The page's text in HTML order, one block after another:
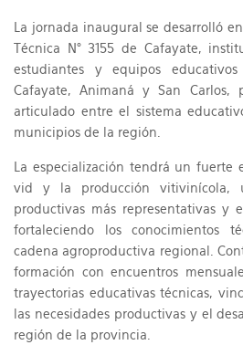
La jornada inaugural se desarrolló
Técnica N° 3155 de Cafayate,
estudiantes y equipos
Cafayate, Animaná y San Carlos,
articulado entre el sistema
municipios de la región.
La especialización tendrá un
vid y la producción vitivinícola,
productivas más representativas y
fortaleciendo los conocimientos
cadena agroproductiva regional.
formación con encuentros
trayectorias educativas técnicas,
las necesidades productivas y el
región de la provincia.